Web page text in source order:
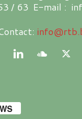
/ 63 E-mail :